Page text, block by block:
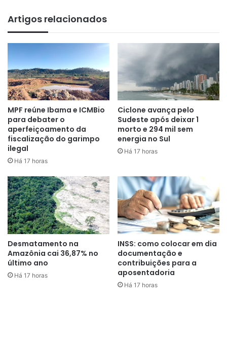
A eficácia da vacina foi ainda maior nas pessoas que
haviam contraído a doença antes do estudo, tendo
chegado a 89,2%. Entre as que nunca tiveram contato com
o vírus, a efetividade ficou em 73,5%.
A vacina protege contra os quatro sorotipos do vírus da
dengue. No entanto, no período da pesquisa, apenas os
tipos 1 e 2 estavam em circulação no Brasil. A eficácia para
evitar a infecção por essas variedades ficou em 89,5% e
69,6%, respectivamente.
Artigos relacionados
MPF reúne Ibama e ICMBio
para debater o
aperfeiçoamento da
fiscalização do garimpo
ilegal
Há 17 horas
Ciclone avança pelo
Sudeste após deixar 1
morto e 294 mil sem
energia no Sul
Há 17 horas
Desmatamento na
Amazônia cai 36,87% no
último ano
Há 17 horas
INSS: como colocar em dia
documentação e
contribuições para a
aposentadoria
Há 17 horas